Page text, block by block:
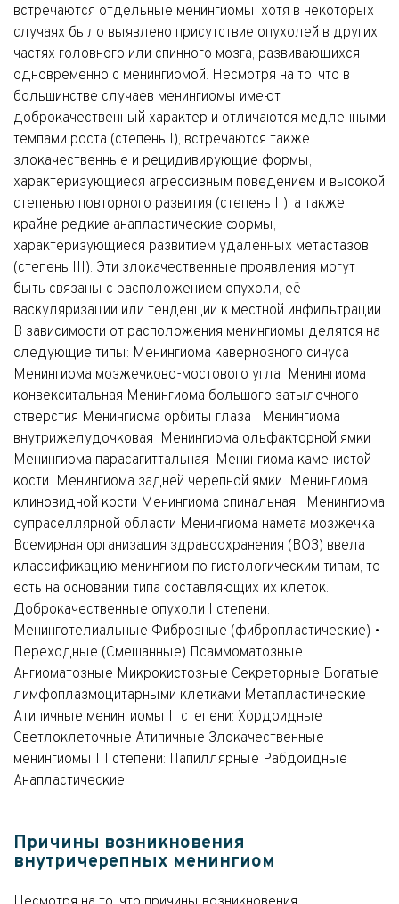
встречаются отдельные менингиомы, хотя в некоторых
случаях было выявлено присутствие опухолей в других
частях головного или спинного мозга, развивающихся
одновременно с менингиомой. Несмотря на то, что в
большинстве случаев менингиомы имеют
доброкачественный характер и отличаются медленными
темпами роста (степень I), встречаются также
злокачественные и рецидивирующие формы,
характеризующиеся агрессивным поведением и высокой
степенью повторного развития (степень II), а также
крайне редкие анапластические формы,
характеризующиеся развитием удаленных метастазов
(степень III). Эти злокачественные проявления могут
быть связаны с расположением опухоли, её
васкуляризации или тенденции к местной инфильтрации.
В зависимости от расположения менингиомы делятся на
следующие типы: Менингиома кавернозного синуса
Менингиома мозжечково-мостового угла Менингиома
конвекситальная Менингиома большого затылочного
отверстия Менингиома орбиты глаза Менингиома
внутрижелудочковая Менингиома ольфакторной ямки
Менингиома парасагиттальная Менингиома каменистой
кости Менингиома задней черепной ямки Менингиома
клиновидной кости Менингиома спинальная Менингиома
супраселлярной области Менингиома намета мозжечка
Всемирная организация здравоохранения (ВОЗ) ввела
классификацию менингиом по гистологическим типам, то
есть на основании типа составляющих их клеток.
Доброкачественные опухоли I степени:
Менинготелиальные Фиброзные (фибропластические) •
Переходные (Смешанные) Псаммоматозные
Ангиоматозные Микрокистозные Секреторные Богатые
лимфоплазмоцитарными клетками Метапластические
Атипичные менингиомы II степени: Хордоидные
Светлоклеточные Атипичные Злокачественные
менингиомы III степени: Папиллярные Рабдоидные
Анапластические
Причины возникновения
внутричерепных менингиом